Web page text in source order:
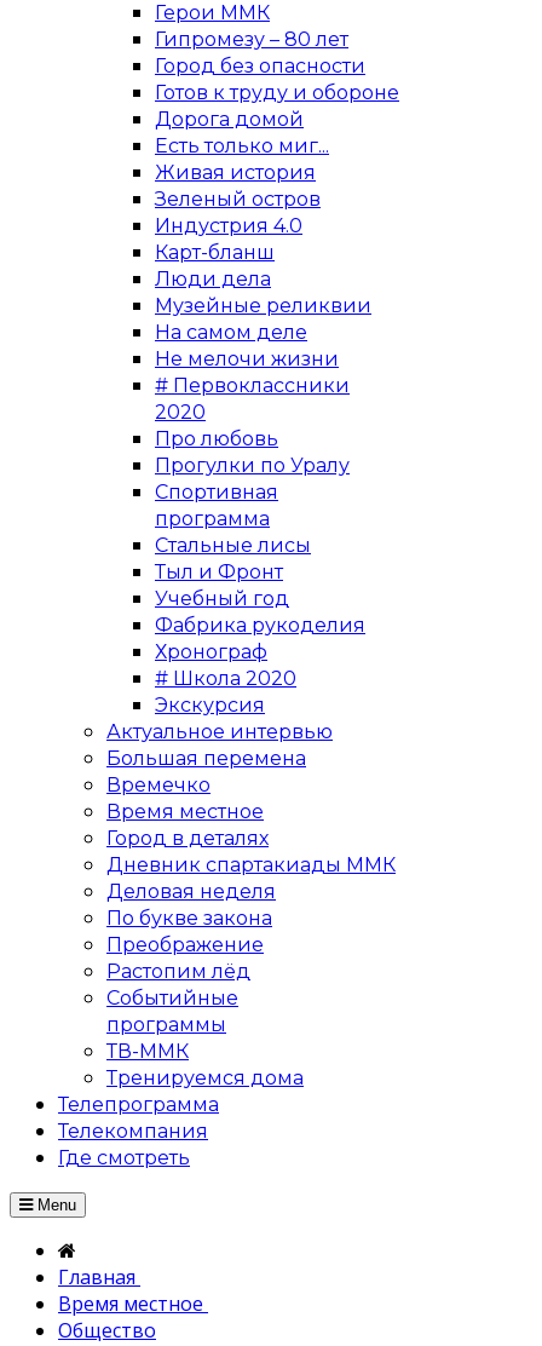
Герои ММК
Гипромезу – 80 лет
Город без опасности
Готов к труду и обороне
Дорога домой
Есть только миг...
Живая история
Зеленый остров
Индустрия 4.0
Карт-бланш
Люди дела
Музейные реликвии
На самом деле
Не мелочи жизни
# Первоклассники
2020
Про любовь
Прогулки по Уралу
Спортивная
программа
Стальные лисы
Тыл и Фронт
Учебный год
Фабрика рукоделия
Хронограф
# Школа 2020
Экскурсия
Актуальное интервью
Большая перемена
Времечко
Время местное
Город в деталях
Дневник спартакиады ММК
Деловая неделя
По букве закона
Преображение
Растопим лёд
Событийные
программы
ТВ-ММК
Тренируемся дома
Телепрограмма
Телекомпания
Где смотреть
Menu
Главная
Время местное
Общество